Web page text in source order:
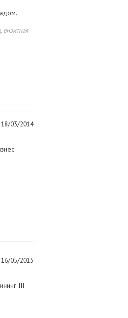
, визитная
18/03/2014
16/05/2015
III